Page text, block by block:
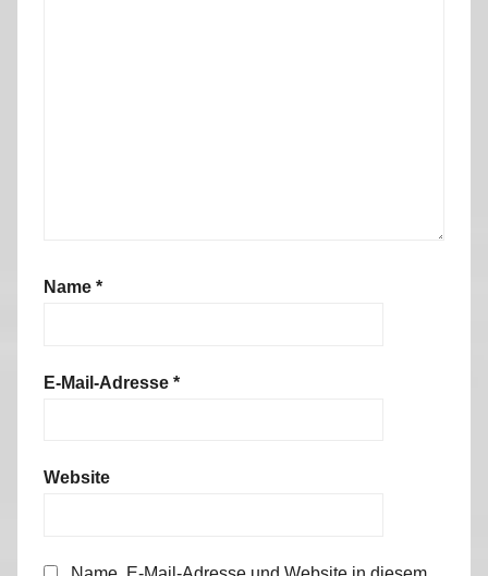
Name *
E-Mail-Adresse *
Website